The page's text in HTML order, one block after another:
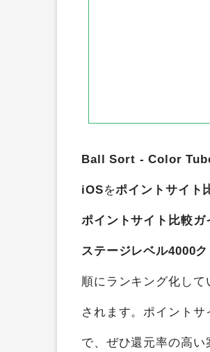
Ball Sort - Color
iOSをポイントサイト
ポイントサイト比較ガ
ステージレベル4000
順にランキング化し
されます。ポイント
で、ぜひ還元率の高